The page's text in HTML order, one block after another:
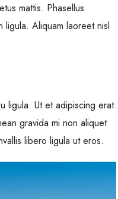
mattis. Phasellus
Aliquam laoreet nisl
ligula. Ut et adipiscing erat.
gravida mi non aliquet
libero ligula ut eros.